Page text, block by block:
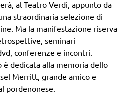
al Teatro Verdi, appunto da
straordinaria selezione di
Ma la manifestazione riserva
seminari
conferenze e incontri.
è dedicata alla memoria dello
Merritt, grande amico e
pordenonese.